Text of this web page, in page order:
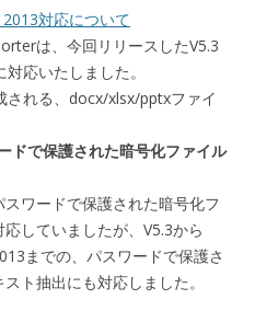
対応について
は、今回リリースしたV5.3
応いたしました。
れる、docx/xlsx/pptxファイ
で保護された暗号化ファイル
ワードで保護された暗号化フ
していましたが、V5.3から
までの、パスワードで保護さ
ト抽出にも対応しました。